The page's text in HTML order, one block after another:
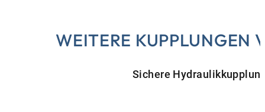
WEITERE KUPPLUNGEN
Sichere